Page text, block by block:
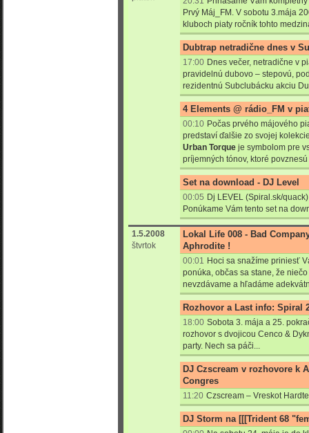
Prvý Máj_FM. V sobotu 3.mája
kluboch piaty ročník tohto
Dubtrap netradične dnes v
17:00 Dnes večer, netradične v
pravidelnú dubovo – stepovú,
rezidentnú Subclubácku akciu
4 Elements @ rádio_FM v
00:10 Počas prvého májového
predstaví ďalšie zo svojej
Urban Torque je symbolom pre
príjemných tónov, ktoré
Set na download - DJ Level
00:05 Dj LEVEL (Spiral.sk/
Ponúkame Vám tento set na
1.5.2008
štvrtok
Lokal Life 008 - Bad
Aphrodite !
00:01 Hoci sa snažíme priniesť
ponúka, občas sa stane, že
nevzdávame a hľadáme
Rozhovor a Last info: Spiral
18:00 Sobota 3. mája a 25.
rozhovor s dvojicou Cenco &
party. Nech sa páči...
DJ Czscream v rozhovore k
Congres
11:20 Czscream – Vreskot
DJ Storm na [[[Trident 68